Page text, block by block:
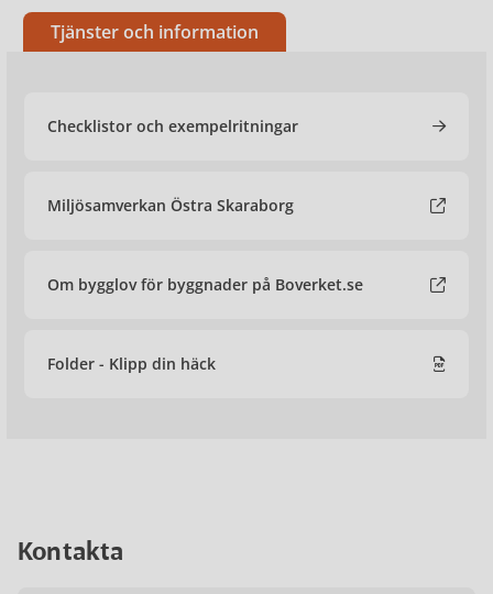
Tjänster och information
Checklistor och exempelritningar
Miljösamverkan Östra Skaraborg
Om bygglov för byggnader på Boverket.se
Folder - Klipp din häck
Kontakta